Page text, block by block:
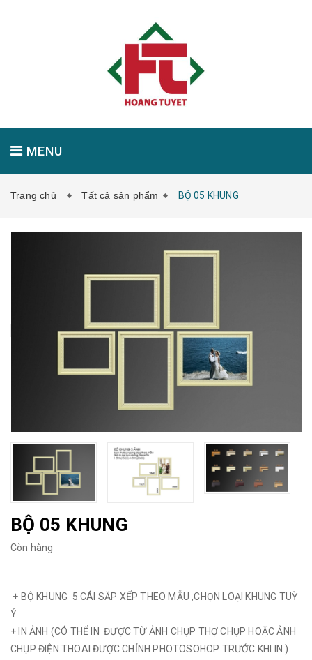
MENU
Trang chủ Tất cả sản phẩm BỘ 05 KHUNG
BỘ 05 KHUNG
Còn hàng
+ BỘ KHUNG 5 CÁI SĂP XẾP THEO MẪU ,CHỌN LOẠI KHUNG TUỲ
Ý
+ IN ẢNH (CÓ THỂ IN ĐƯỢC TỪ ẢNH CHỤP THỢ CHỤP HOẶC ẢNH
CHỤP ĐIỆN THOAI ĐƯỢC CHỈNH PHOTOSOHOP TRƯỚC KHI IN )